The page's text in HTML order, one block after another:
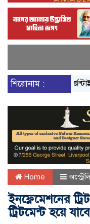
শিরোনাম :আর্জেন্টাইন
Home
ইনফ্লেমেশনের
ট্রিটমেন্ট হয়ে